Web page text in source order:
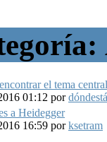
el tema
01:12 pordóndestá
a Heidegger
16:59 porksetram